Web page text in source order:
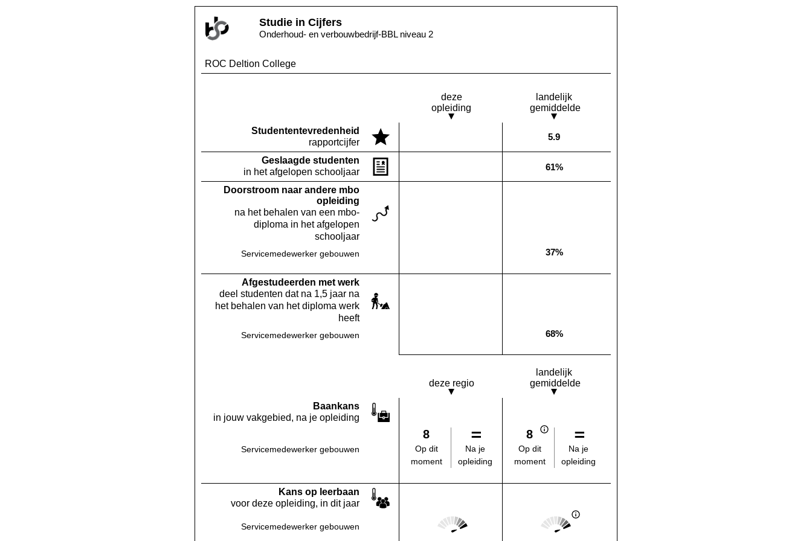
Studie in Cijfers
Onderhoud- en verbouwbedrijf-BBL niveau 2
ROC Deltion College
deze
opleiding
landelijk
gemiddelde
Studenten­tevredenheid
rapportcijfer
Landelijk gemiddelde:
5.9
Geslaagde studenten
in het afgelopen schooljaar
Landelijk gemiddelde:
61%
Doorstroom naar andere mbo
opleiding
na het behalen van een mbo-
diploma in het afgelopen
schooljaar
Servicemedewerker gebouwen Landelijk gemiddelde:
37%
Af­gestudeerden met werk
deel studenten dat na 1,5 jaar na
het behalen van het diploma werk
heeft
Servicemedewerker gebouwen Landelijk gemiddelde:
68%
deze regio
landelijk
gemiddelde
Baankans
in jouw vakgebied, na je opleiding
Servicemedewerker gebouwen
8
Op dit
moment
Na je
opleiding
8
Op dit
moment
Na je
opleiding
Kans op leerbaan
voor deze opleiding, in dit jaar
Servicemedewerker gebouwen Deze regio:
Score: 5 van 5
Landelijk gemiddelde:
Score: 5 van 5